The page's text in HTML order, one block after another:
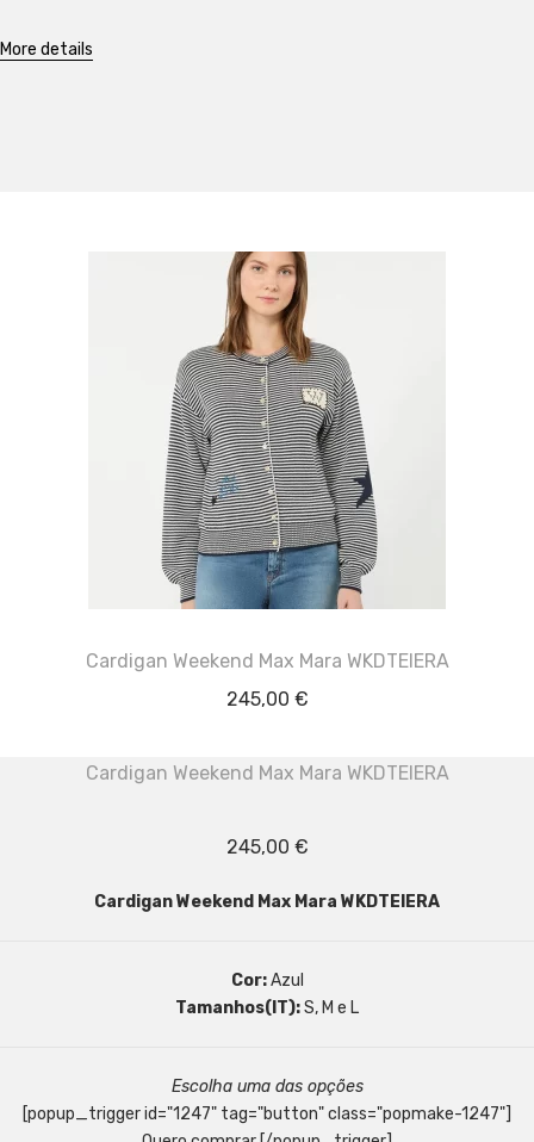
More details
Cardigan Weekend Max Mara WKDTEIERA
245,00 €
Cardigan Weekend Max Mara WKDTEIERA
245,00 €
Cardigan Weekend Max Mara WKDTEIERA
Cor:Azul
Tamanhos(IT):S, M e L
Escolha uma das opções
[popup_trigger id="1247" tag="button" class="popmake-1247"]